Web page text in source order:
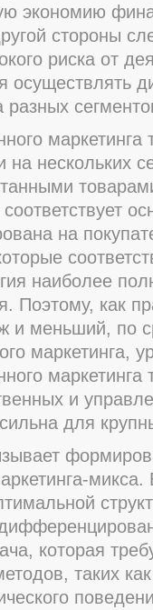
экономию
стороны
риска от
осуществлять
разных
на нескольких
на
наиболее
Поэтому, как
и меньший, по
маркетинга,
маркетинга
и
для
которая
таких